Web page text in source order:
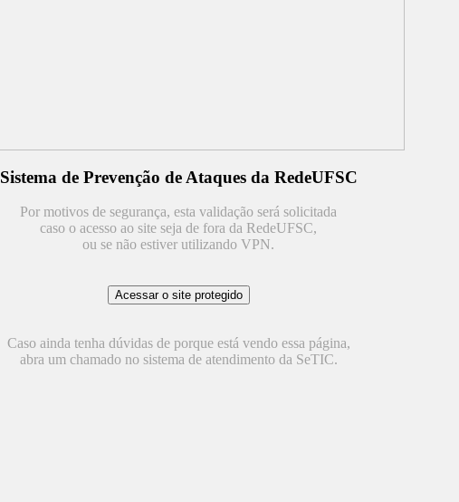
Sistema de Prevenção de Ataques da RedeUFSC
Por motivos de segurança, esta validação será solicitada
caso o acesso ao site seja de fora da RedeUFSC,
ou se não estiver utilizando VPN.
Caso ainda tenha dúvidas de porque está vendo essa página,
abra um chamado no sistema de atendimento da SeTIC.